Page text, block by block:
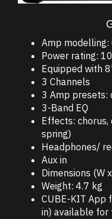
Amp modelling:
Power rating:
Equipped with
3 Channels
3 Amp presets:
3-Band EQ
Effects:
spring)
Headphones/
Aux in
Dimensions (W
Weight: 4.7 kg
CUBE-KIT App
in) available for